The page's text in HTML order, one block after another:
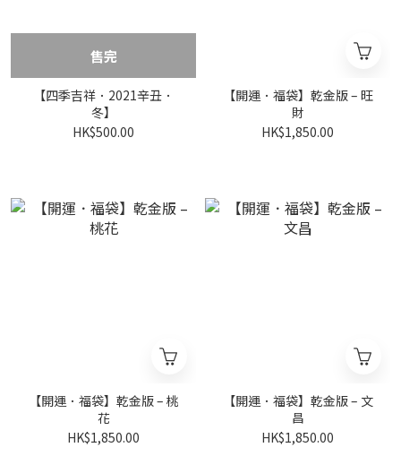
售完
【四季吉祥．2021辛丑．
冬】
HK$500.00
【開運．福袋】乾金版 – 旺
財
HK$1,850.00
【開運．福袋】乾金版 – 桃
花
HK$1,850.00
【開運．福袋】乾金版 – 文
昌
HK$1,850.00